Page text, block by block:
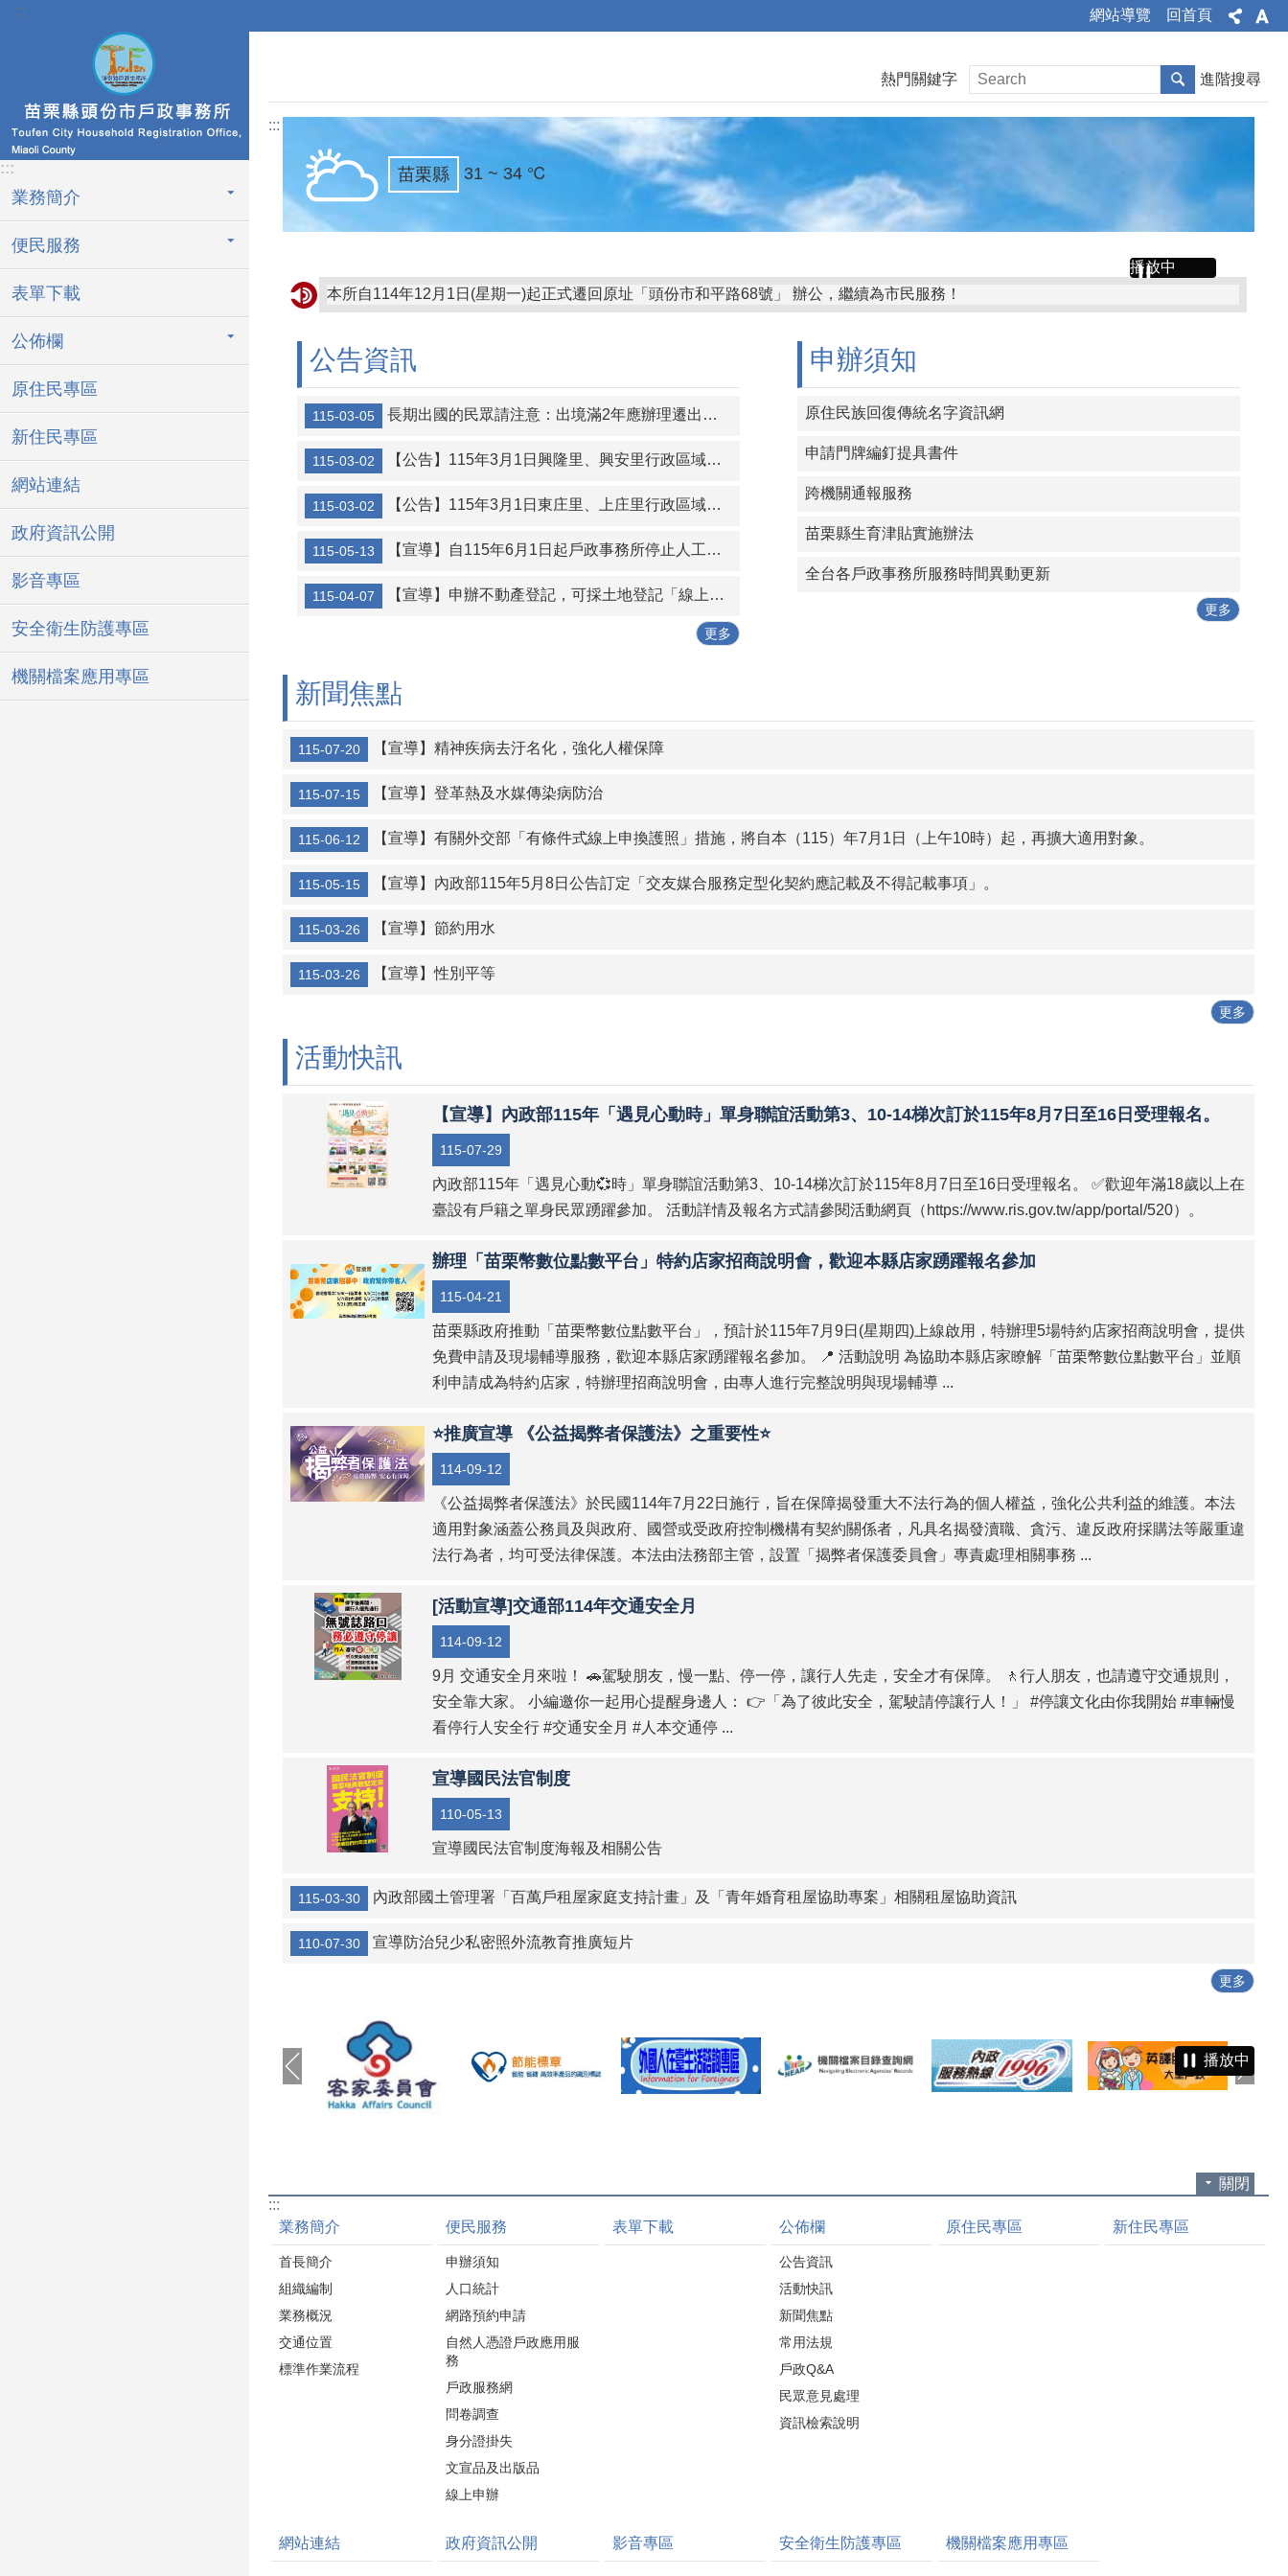
跳到主要內容區塊
::: 網站導覽 回首頁
:::
業務簡介
便民服務
表單下載
公佈欄
原住民專區
新住民專區
網站連結
政府資訊公開
影音專區
安全衛生防護專區
機關檔案應用專區
熱門關鍵字 進階搜尋
:::
苗栗縣 31 ~ 34 ℃
播放中
本所自114年12月1日(星期一)起正式遷回原址「頭份市和平路68號」 辦公，繼續為市民服務！
車子在走，停讓要有
車輛主動停讓 行人專心通行
宣導月經平權，去除汙名化與刻板印象，善待、體貼及體貼經期中的你、我、他。
遷徙係事實行為，為正確戶籍資料，請民眾依實際居住地遷徙戶籍，以符合人籍合一原則。
遷徙係事實行為，請勿於拍賣、房屋租賃網站及類此網站刊登「出租戶籍」等服務， 以免觸法受罰。
節今日之水，解明日之渴
公告資訊
115-03-05 長期出國的民眾請注意：出境滿2年應辦理遷出登記。
115-03-02 【公告】115年3月1日興隆里、興安里行政區域新舊里鄰對照表
115-03-02 【公告】115年3月1日東庄里、上庄里行政區域新舊里鄰對照表
115-05-13 【宣導】自115年6月1日起戶政事務所停止人工受理「入出國自動查驗通關註冊服務」，歡迎民眾使用e-Gate閘道註冊服務。
115-04-07 【宣導】申辦不動產登記，可採土地登記「線上聲明」替代臨櫃申請印鑑證明
更多
申辦須知
原住民族回復傳統名字資訊網
申請門牌編釘提具書件
跨機關通報服務
苗栗縣生育津貼實施辦法
全台各戶政事務所服務時間異動更新
更多
新聞焦點
115-07-20 【宣導】精神疾病去汙名化，強化人權保障
115-07-15 【宣導】登革熱及水媒傳染病防治
115-06-12 【宣導】有關外交部「有條件式線上申換護照」措施，將自本（115）年7月1日（上午10時）起，再擴大適用對象。
115-05-15 【宣導】內政部115年5月8日公告訂定「交友媒合服務定型化契約應記載及不得記載事項」。
115-03-26 【宣導】節約用水
115-03-26 【宣導】性別平等
更多
活動快訊
【宣導】內政部115年「遇見心動時」單身聯誼活動第3、10-14梯次訂於115年8月7日至16日受理報名。
115-07-29
內政部115年「遇見心動💞時」單身聯誼活動第3、10-14梯次訂於115年8月7日至16日受理報名。 ✅歡迎年滿18歲以上在
臺設有戶籍之單身民眾踴躍參加。 活動詳情及報名方式請參閱活動網頁（https://www.ris.gov.tw/app/portal/520）。
辦理「苗栗幣數位點數平台」特約店家招商說明會，歡迎本縣店家踴躍報名參加
115-04-21
苗栗縣政府推動「苗栗幣數位點數平台」，預計於115年7月9日(星期四)上線啟用，特辦理5場特約店家招商說明會，提供
免費申請及現場輔導服務，歡迎本縣店家踴躍報名參加。 📍 活動說明 為協助本縣店家瞭解「苗栗幣數位點數平台」並順
利申請成為特約店家，特辦理招商說明會，由專人進行完整說明與現場輔導 ...
⭐推廣宣導 《公益揭弊者保護法》之重要性⭐
114-09-12
《公益揭弊者保護法》於民國114年7月22日施行，旨在保障揭發重大不法行為的個人權益，強化公共利益的維護。本法
適用對象涵蓋公務員及與政府、國營或受政府控制機構有契約關係者，凡具名揭發瀆職、貪污、違反政府採購法等嚴重違
法行為者，均可受法律保護。本法由法務部主管，設置「揭弊者保護委員會」專責處理相關事務 ...
[活動宣導]交通部114年交通安全月
114-09-12
9月 交通安全月來啦！ 🚗駕駛朋友，慢一點、停一停，讓行人先走，安全才有保障。 🚶行人朋友，也請遵守交通規則，
安全靠大家。 小編邀你一起用心提醒身邊人： 👉「為了彼此安全，駕駛請停讓行人！」 #停讓文化由你我開始 #車輛慢
看停行人安全行 #交通安全月 #人本交通停 ...
宣導國民法官制度
110-05-13
宣導國民法官制度海報及相關公告
115-03-30 內政部國土管理署「百萬戶租屋家庭支持計畫」及「青年婚育租屋協助專案」相關租屋協助資訊
110-07-30 宣導防治兒少私密照外流教育推廣短片
更多
播放中
關閉
:::
業務簡介
首長簡介
組織編制
業務概況
交通位置
標準作業流程
便民服務
申辦須知
人口統計
網路預約申請
自然人憑證戶政應用服
務
戶政服務網
問卷調查
身分證掛失
文宣品及出版品
線上申辦
表單下載 公佈欄
公告資訊
活動快訊
新聞焦點
常用法規
戶政Q&A
民眾意見處理
資訊檢索說明
原住民專區 新住民專區
網站連結 政府資訊公開 影音專區 安全衛生防護專區 機關檔案應用專區